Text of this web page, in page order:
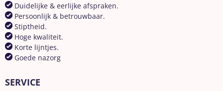
Duidelijke & eerlijke afspraken.
Persoonlijk & betrouwbaar.
Stiptheid.
Hoge kwaliteit.
Korte lijntjes.
Goede nazorg
SERVICE